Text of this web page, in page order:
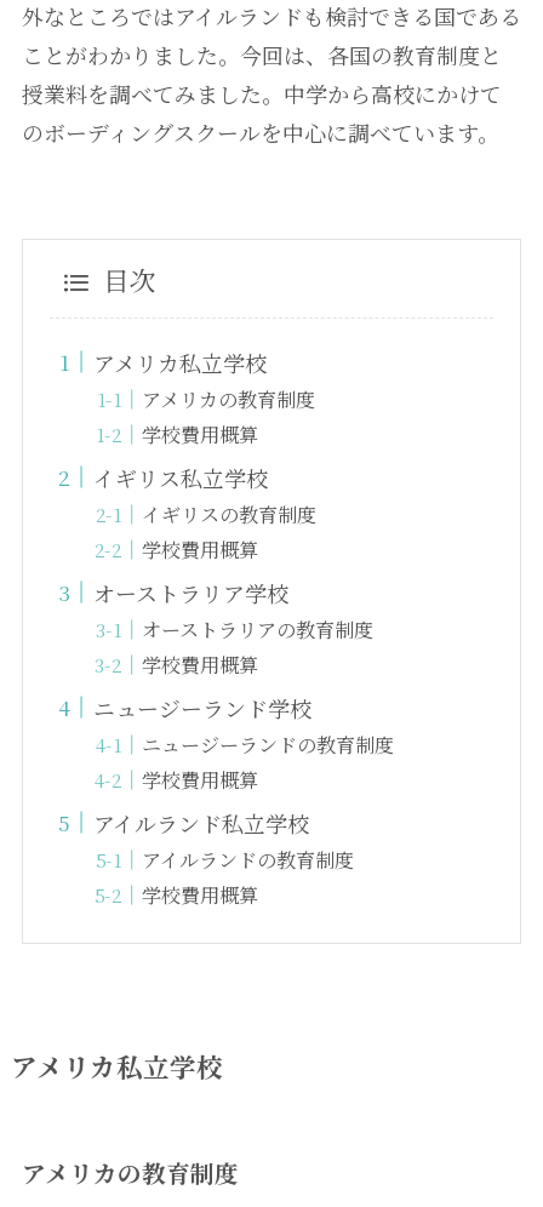
外なところではアイルランドも検討できる国である
ことがわかりました。今回は、各国の教育制度と
授業料を調べてみました。中学から高校にかけて
のボーディングスクールを中心に調べています。
目次
アメリカ私立学校
アメリカの教育制度
学校費用概算
イギリス私立学校
イギリスの教育制度
学校費用概算
オーストラリア学校
オーストラリアの教育制度
学校費用概算
ニュージーランド学校
ニュージーランドの教育制度
学校費用概算
アイルランド私立学校
アイルランドの教育制度
学校費用概算
アメリカ私立学校
アメリカの教育制度